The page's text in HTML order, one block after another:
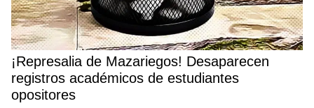
¡Represalia de Mazariegos! Desaparecen
registros académicos de estudiantes
opositores